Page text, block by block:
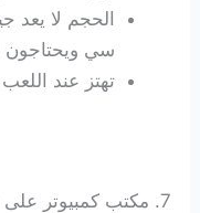
الحجم لا يعد
سي ويحتاجون
تهتز عند اللعب
7. مكتب كمبيوتر على شكل حرف L